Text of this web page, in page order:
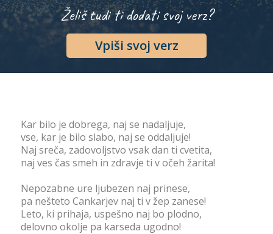
Želiš tudi ti dodati svoj verz?
Vpiši svoj verz
Kar bilo je dobrega, naj se nadaljuje,
vse, kar je bilo slabo, naj se oddaljuje!
Naj sreča, zadovoljstvo vsak dan ti cvetita,
naj ves čas smeh in zdravje ti v očeh žarita!
Nepozabne ure ljubezen naj prinese,
pa nešteto Cankarjev naj ti v žep zanese!
Leto, ki prihaja, uspešno naj bo plodno,
delovno okolje pa karseda ugodno!